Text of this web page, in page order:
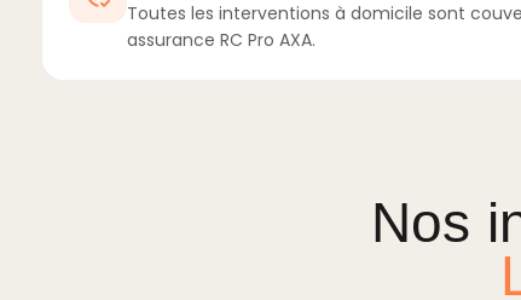
Toutes les interventions à domicile sont
assurance RC Pro AXA.
Nos